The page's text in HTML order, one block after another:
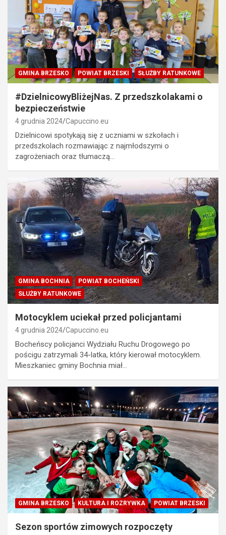
GMINA BRZESKO POWIAT BRZESKI SŁUŻBY RATUNKOWE
#DzielnicowyBliżejNas. Z przedszkolakami o
bezpieczeństwie
4 grudnia 2024 Capuccino.eu
Dzielnicowi spotykają się z uczniami w szkołach i
przedszkolach rozmawiając z najmłodszymi o
zagrożeniach oraz tłumaczą…
GMINA BOCHNIA
POWIAT BOCHEŃSKI
SŁUŻBY RATUNKOWE
Motocyklem uciekał przed policjantami
4 grudnia 2024 Capuccino.eu
Bocheńscy policjanci Wydziału Ruchu Drogowego po
pościgu zatrzymali 34-latka, który kierował motocyklem.
Mieszkaniec gminy Bochnia miał…
GMINA BRZESKO KULTURA I ROZRYWKA POWIAT BRZESKI
Sezon sportów zimowych rozpoczęty